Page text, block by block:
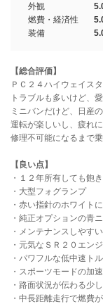
外観
燃費・経済性
装備
【総合評価】
ＰＣ２４ハイウェイス
トラブルも多いけど、
ミニバンだけど、日産
運転が楽しいし、疲れ
修理不可能になるまで
【良い点】
・１２年所有しても飽
・大型フォグランプ
・赤い指針のホワイト
・純正オプションの青
・メンテナンスしやす
・元気なＳＲ２０エン
・パワフルな低中速ト
・スポーツモードの加速
・路面状況が伝わる少
・中長距離走行で燃費